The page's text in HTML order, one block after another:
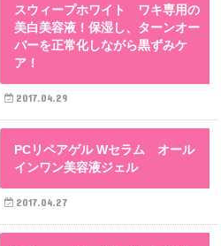
スウィープホワイト ワキ専用の
美白美容液！保湿し、ターンオー
バーを正常化しながら黒ずみケ
ア！
2017.04.29
PCリペアゲル Wセラム オール
インワン美容液ジェル
2017.04.27